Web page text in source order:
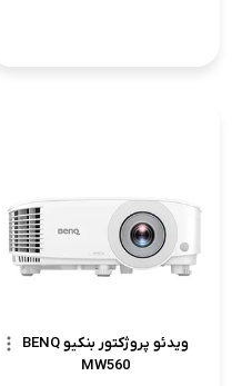
ویدئو پروژکتور بنکیو BENQ
MW560